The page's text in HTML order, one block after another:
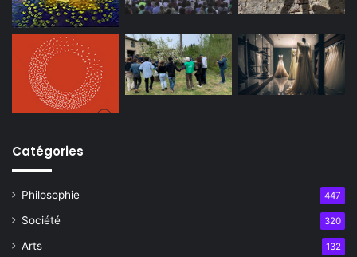
Catégories
Philosophie 447
Société 320
Arts 132